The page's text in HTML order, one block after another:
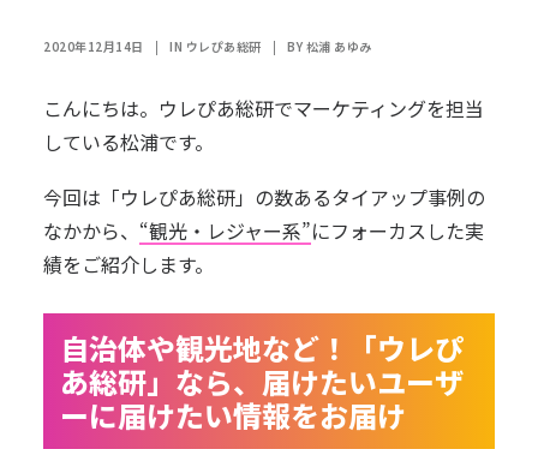
2020年12月14日 | IN ウレぴあ総研 | BY 松浦 あゆみ
こんにちは。ウレぴあ総研でマーケティングを担当
している松浦です。
今回は「ウレぴあ総研」の数あるタイアップ事例の
なかから、 “観光・レジャー系”にフォーカスした実
績をご紹介します。
自治体や観光地など！「ウレぴ
あ総研」なら、届けたいユーザ
ーに届けたい情報をお届け